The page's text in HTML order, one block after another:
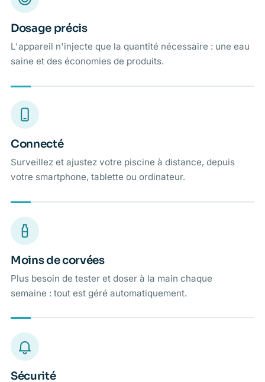
Dosage précis
L'appareil n'injecte que la quantité nécessaire : une eau
saine et des économies de produits.
Connecté
Surveillez et ajustez votre piscine à distance, depuis
votre smartphone, tablette ou ordinateur.
Moins de corvées
Plus besoin de tester et doser à la main chaque
semaine : tout est géré automatiquement.
Sécurité